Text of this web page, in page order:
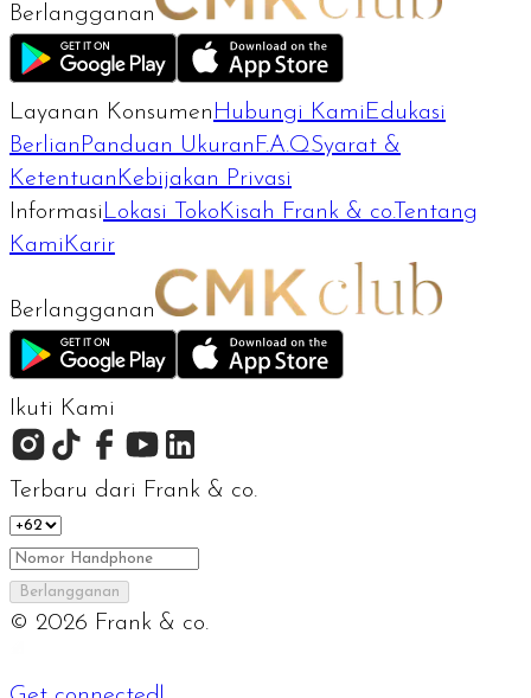
Berlangganan
Layanan Konsumen Hubungi Kami Edukasi
Berlian Panduan Ukuran F.A.QSyarat &
Ketentuan Kebijakan Privasi
Informasi Lokasi Toko Kisah Frank & co.Tentang
Kami Karir
Berlangganan
Ikuti Kami
Terbaru dari Frank & co.
Berlangganan
© 2026 Frank & co.